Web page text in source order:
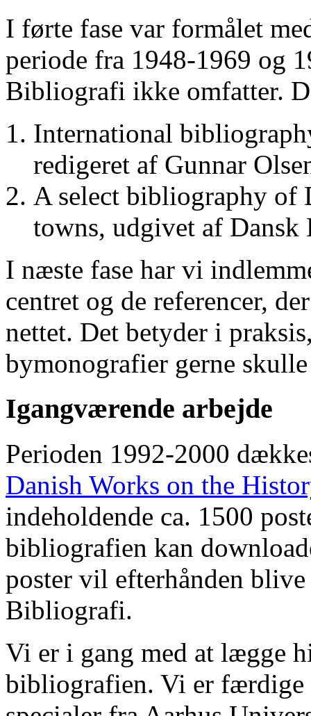
I førte fase var formålet
periode fra 1948-1969 og
Bibliografi ikke omfatter.
International
redigeret af Gunnar
A select bibliography of
towns, udgivet af
I næste fase har vi
centret og de referencer,
nettet. Det betyder i
bymonografier gerne
Igangværende arbejde
Perioden 1992-2000
Danish Works on the
indeholdende ca. 1500
bibliografien kan
poster vil efterhånden
Bibliografi.
Vi er i gang med at lægge
bibliografien. Vi er færdige